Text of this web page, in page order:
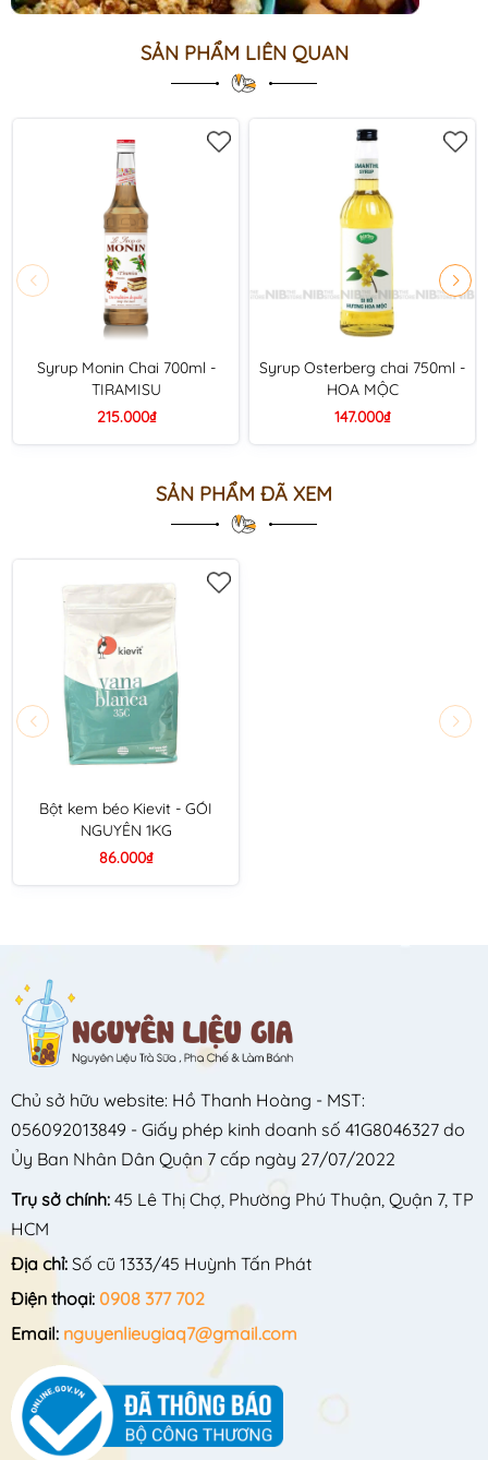
SẢN PHẨM LIÊN QUAN
Syrup Monin Chai 700ml -
TIRAMISU
215.000₫
Syrup Osterberg chai 750ml -
HOA MỘC
147.000₫
SẢN PHẨM ĐÃ XEM
Bột kem béo Kievit - GÓI
NGUYÊN 1KG
86.000₫
Chủ sở hữu website: Hồ Thanh Hoàng - MST:
056092013849 - Giấy phép kinh doanh số 41G8046327 do
Ủy Ban Nhân Dân Quận 7 cấp ngày 27/07/2022
Trụ sở chính: 45 Lê Thị Chợ, Phường Phú Thuận, Quận 7, TP
HCM
Địa chỉ: Số cũ 1333/45 Huỳnh Tấn Phát
Điện thoại: 0908 377 702
Email: nguyenlieugiaq7@gmail.com